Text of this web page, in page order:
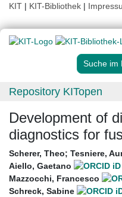
KIT | KIT-Bibliothek |
Suche im
Repository KITopen
Development of
diagnostics for
Scherer, Theo; Tesniere,
Aiello, Gaetano
Mazzocchi, Francesco
Schreck, Sabine